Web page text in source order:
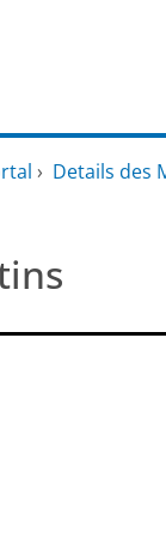
› Details des